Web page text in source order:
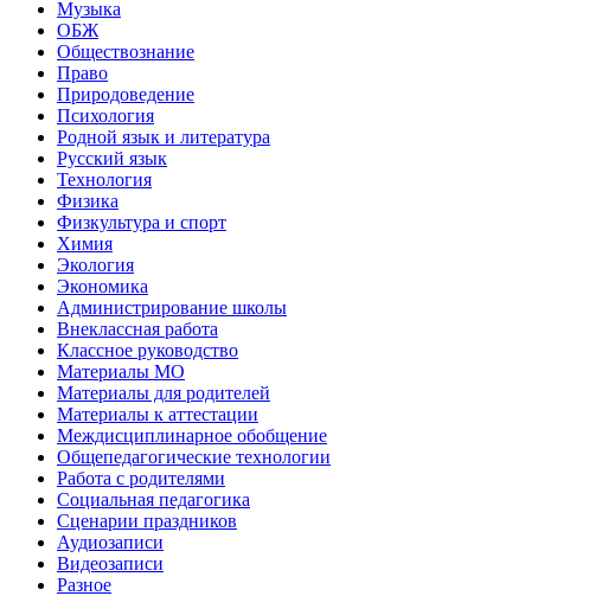
Музыка
ОБЖ
Обществознание
Право
Природоведение
Психология
Родной язык и литература
Русский язык
Технология
Физика
Физкультура и спорт
Химия
Экология
Экономика
Администрирование школы
Внеклассная работа
Классное руководство
Материалы МО
Материалы для родителей
Материалы к аттестации
Междисциплинарное обобщение
Общепедагогические технологии
Работа с родителями
Социальная педагогика
Сценарии праздников
Аудиозаписи
Видеозаписи
Разное